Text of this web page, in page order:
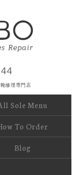
修理専門店
Sole Menu
To Order
Blog